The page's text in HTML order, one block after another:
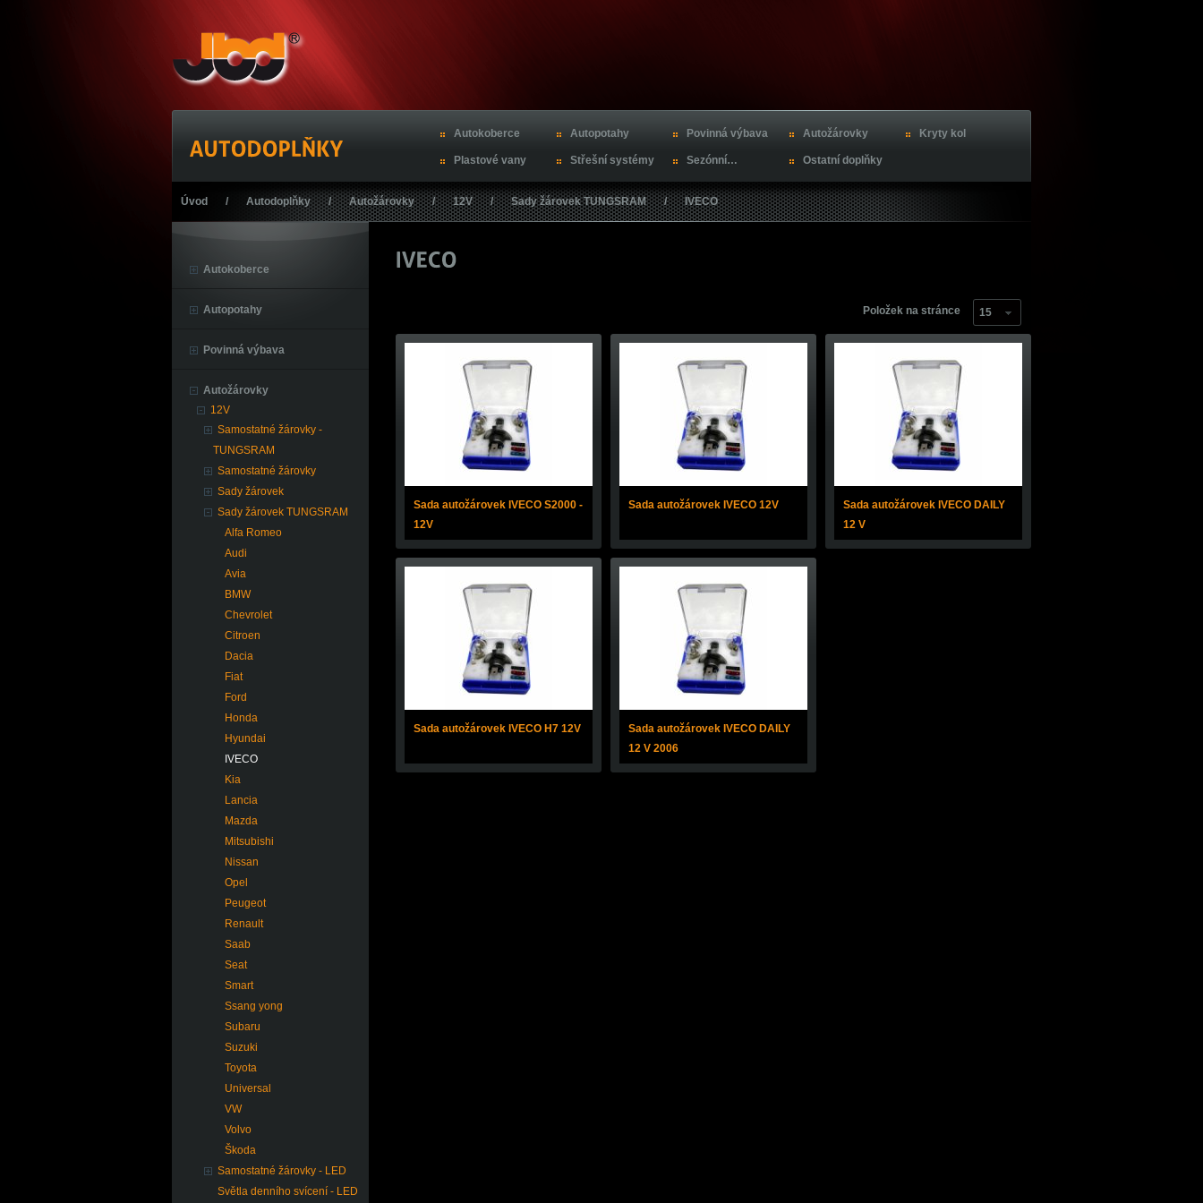
Autokoberce Autopotahy Povinná výbava Autožárovky Kryty kol
Plastové vany Střešní systémy Sezónní… Ostatní doplňky
Úvod / Autodoplňky / Autožárovky / 12V / Sady žárovek TUNGSRAM / IVECO
Autokoberce
Autopotahy
Povinná výbava
Autožárovky
12V
Samostatné žárovky -
TUNGSRAM
Samostatné žárovky
Sady žárovek
Sady žárovek TUNGSRAM
Alfa Romeo
Audi
Avia
BMW
Chevrolet
Citroen
Dacia
Fiat
Ford
Honda
Hyundai
IVECO
Kia
Lancia
Mazda
Mitsubishi
Nissan
Opel
Peugeot
Renault
Saab
Seat
Smart
Ssang yong
Subaru
Suzuki
Toyota
Universal
VW
Volvo
Škoda
Samostatné žárovky - LED
Světla denního svícení - LED
Položek na stránce 15
Sada autožárovek IVECO S2000 -
12V
Sada autožárovek IVECO 12V
Sada autožárovek IVECO DAILY
12 V
Sada autožárovek IVECO H7 12V
Sada autožárovek IVECO DAILY
12 V 2006